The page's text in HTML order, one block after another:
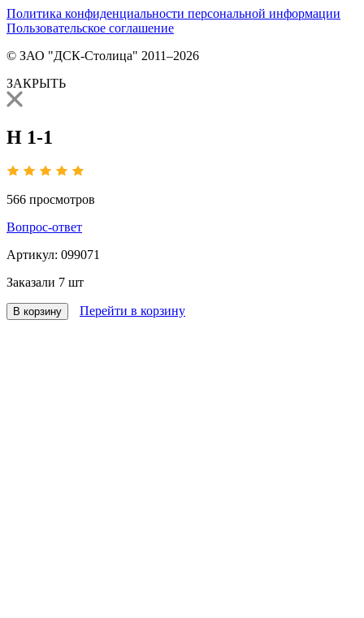
Политика конфиденциальности персональной информации
Пользовательское соглашение
© ЗАО "ДСК-Столица" 2011–2026
ЗАКРЫТЬ
Н 1-1
566 просмотров
Вопрос-ответ
Артикул: 099071
Заказали 7 шт
В корзину Перейти в корзину